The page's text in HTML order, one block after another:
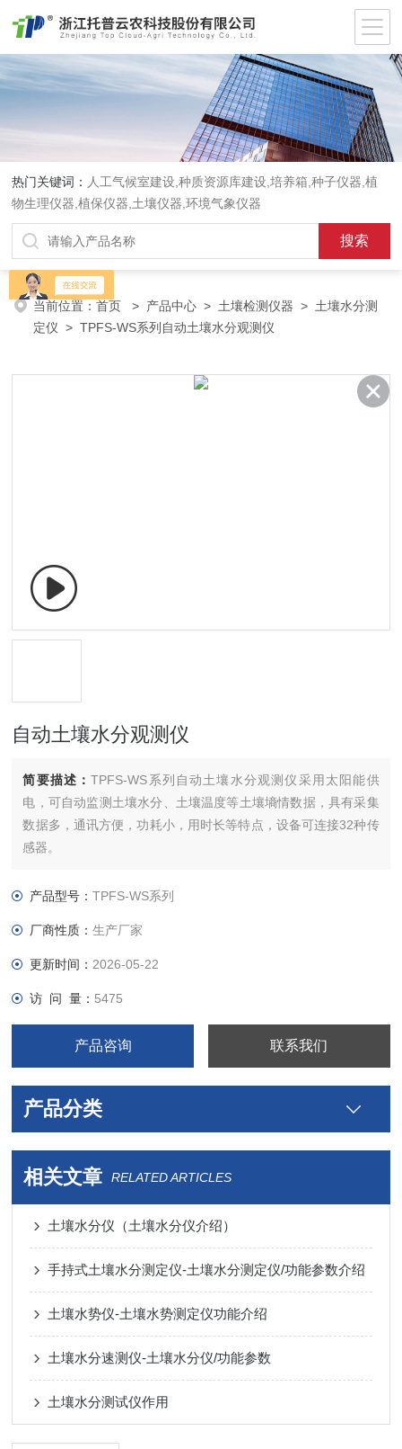
热门关键词： 人工气候室建设,种质资源库建设,培养箱,种子仪器,植
物生理仪器,植保仪器,土壤仪器,环境气象仪器
当前位置：首页 > 产品中心 > 土壤检测仪器 > 土壤水分测
定仪 > TPFS-WS系列自动土壤水分观测仪
自动土壤水分观测仪
简要描述：TPFS-WS系列自动土壤水分观测仪采用太阳能供
电，可自动监测土壤水分、土壤温度等土壤墒情数据，具有采集
数据多，通讯方便，功耗小，用时长等特点，设备可连接32种传
感器。
产品型号：TPFS-WS系列
厂商性质：生产厂家
更新时间： 2026-05-22
访 问 量： 5475
产品咨询 联系我们
产品分类
相关文章 RELATED ARTICLES
土壤水分仪（土壤水分仪介绍）
手持式土壤水分测定仪-土壤水分测定仪/功能参数介绍
土壤水势仪-土壤水势测定仪功能介绍
土壤水分速测仪-土壤水分仪/功能参数
土壤水分测试仪作用